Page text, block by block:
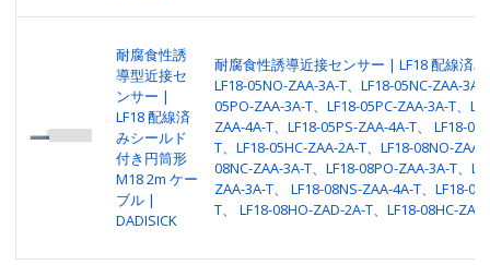
耐腐食性誘
導型近接セ
ンサー |
LF18 配線済
みシールド
付き円筒形
M18 2m ケー
ブル |
DADISICK
耐腐食性誘導近接センサー | LF18 配線済
LF18-05NO-ZAA-3A-T、LF18-05NC-ZAA-3A-
05PO-ZAA-3A-T、LF18-05PC-ZAA-3A-T、
ZAA-4A-T、LF18-05PS-ZAA-4A-T、 LF18-
T、LF18-05HC-ZAA-2A-T、LF18-08NO-ZAA-
08NC-ZAA-3A-T、LF18-08PO-ZAA-3A-T、
ZAA-3A-T、 LF18-08NS-ZAA-4A-T、LF18-
T、 LF18-08HO-ZAD-2A-T、LF18-08HC-